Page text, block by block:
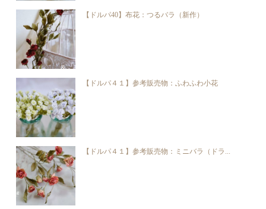
【ドルパ40】布花：つるバラ（新作）
【ドルパ４１】参考販売物：ふわふわ小花
【ドルパ４１】参考販売物：ミニバラ（ドラ...